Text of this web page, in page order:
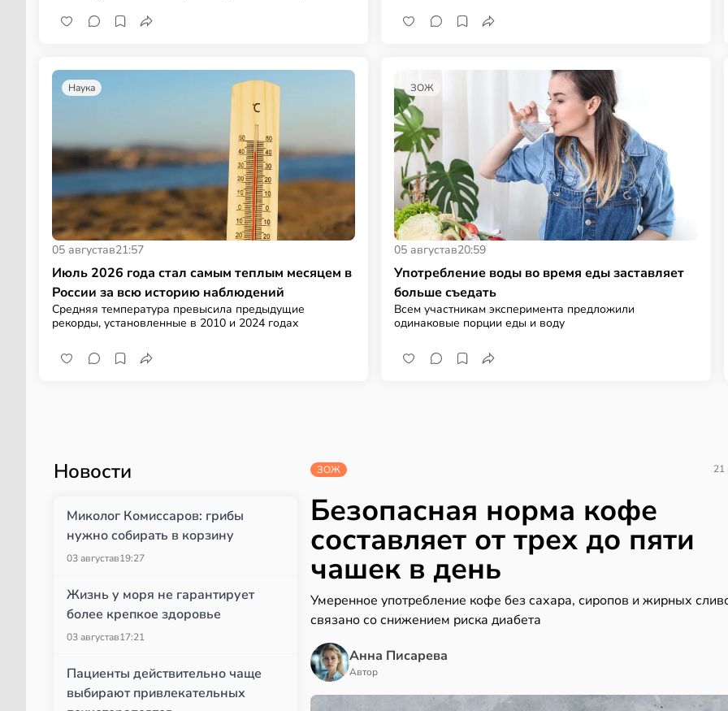
Наука
05 августав21:57
Июль 2026 года стал самым теплым месяцем в
России за всю историю наблюдений
Средняя температура превысила предыдущие
рекорды, установленные в 2010 и 2024 годах
ЗОЖ
05 августав20:59
Употребление воды во время еды заставляет
больше съедать
Всем участникам эксперимента предложили
одинаковые порции еды и воду
Новости
Миколог Комиссаров: грибы
нужно собирать в корзину
03 августав19:27
Жизнь у моря не гарантирует
более крепкое здоровье
03 августав17:21
Пациенты действительно чаще
выбирают привлекательных
ЗОЖ 21
Безопасная норма кофе
составляет от трех до пяти
чашек в день
Умеренное употребление кофе без сахара, сиропов и жирных
связано со снижением риска диабета
Анна Писарева
Автор